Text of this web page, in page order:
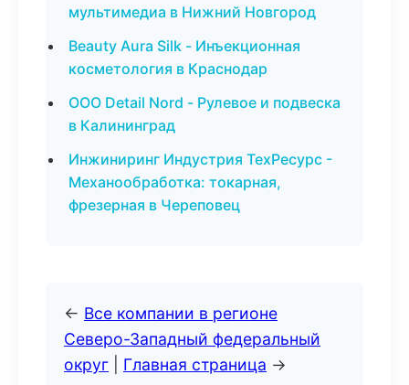
мультимедиа в Нижний Новгород
Beauty Aura Silk - Инъекционная
косметология в Краснодар
ООО Detail Nord - Рулевое и подвеска
в Калининград
Инжиниринг Индустрия ТехРесурс -
Механообработка: токарная,
фрезерная в Череповец
← Все компании в регионе
Северо-Западный федеральный
округ
Главная страница →